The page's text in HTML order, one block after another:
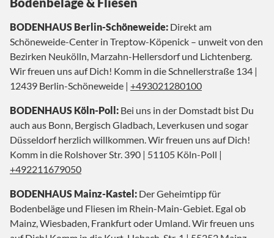
BODENHAUS Berlin-Schöneweide: Direkt am
Schöneweide-Center in Treptow-Köpenick – unweit von den
Bezirken Neukölln, Marzahn-Hellersdorf und Lichtenberg.
Wir freuen uns auf Dich! Komm in die Schnellerstraße 134 |
12439 Berlin-Schöneweide | +493021280100
BODENHAUS Köln-Poll: Bei uns in der Domstadt bist Du
auch aus Bonn, Bergisch Gladbach, Leverkusen und sogar
Düsseldorf herzlich willkommen. Wir freuen uns auf Dich!
Komm in die Rolshover Str. 390 | 51105 Köln-Poll |
+492211679050
BODENHAUS Mainz-Kastel: Der Geheimtipp für
Bodenbeläge und Fliesen im Rhein-Main-Gebiet. Egal ob
Mainz, Wiesbaden, Frankfurt oder Umland. Wir freuen uns